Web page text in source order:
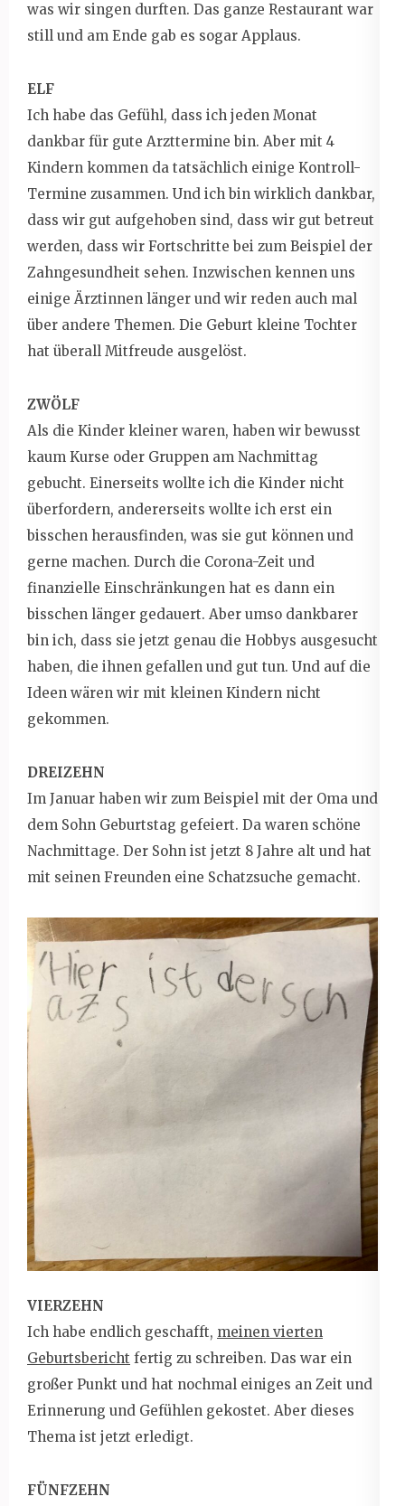
was wir singen durften. Das ganze Restaurant war
still und am Ende gab es sogar Applaus.
ELF
Ich habe das Gefühl, dass ich jeden Monat
dankbar für gute Arzttermine bin. Aber mit 4
Kindern kommen da tatsächlich einige Kontroll-
Termine zusammen. Und ich bin wirklich dankbar,
dass wir gut aufgehoben sind, dass wir gut betreut
werden, dass wir Fortschritte bei zum Beispiel der
Zahngesundheit sehen. Inzwischen kennen uns
einige Ärztinnen länger und wir reden auch mal
über andere Themen. Die Geburt kleine Tochter
hat überall Mitfreude ausgelöst.
ZWÖLF
Als die Kinder kleiner waren, haben wir bewusst
kaum Kurse oder Gruppen am Nachmittag
gebucht. Einerseits wollte ich die Kinder nicht
überfordern, andererseits wollte ich erst ein
bisschen herausfinden, was sie gut können und
gerne machen. Durch die Corona-Zeit und
finanzielle Einschränkungen hat es dann ein
bisschen länger gedauert. Aber umso dankbarer
bin ich, dass sie jetzt genau die Hobbys ausgesucht
haben, die ihnen gefallen und gut tun. Und auf die
Ideen wären wir mit kleinen Kindern nicht
gekommen.
DREIZEHN
Im Januar haben wir zum Beispiel mit der Oma und
dem Sohn Geburtstag gefeiert. Da waren schöne
Nachmittage. Der Sohn ist jetzt 8 Jahre alt und hat
mit seinen Freunden eine Schatzsuche gemacht.
VIERZEHN
Ich habe endlich geschafft, meinen vierten
Geburtsbericht fertig zu schreiben. Das war ein
großer Punkt und hat nochmal einiges an Zeit und
Erinnerung und Gefühlen gekostet. Aber dieses
Thema ist jetzt erledigt.
FÜNFZEHN